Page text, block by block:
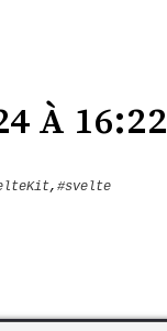
à 16:22
, #svelte